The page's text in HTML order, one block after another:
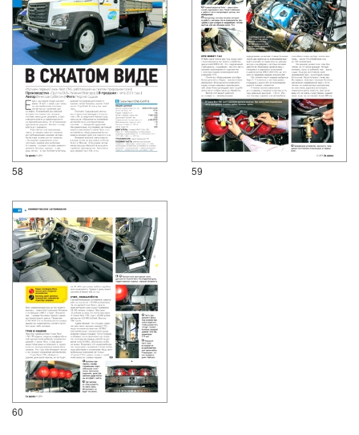
58 59
60